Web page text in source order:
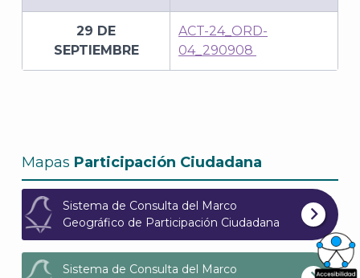
29 DE
SEPTIEMBRE
ACT-24_ORD-
04_290908
Mapas Participación Ciudadana
Sistema de Consulta del Marco
Geográfico de Participación Ciudadana
Sistema de Consulta del Marco